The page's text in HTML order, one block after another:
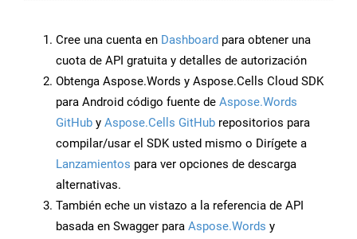
Cree una cuenta en Dashboard para obtener una
cuota de API gratuita y detalles de autorización
Obtenga Aspose.Words y Aspose.Cells Cloud SDK
para Android código fuente de Aspose.Words
GitHub y Aspose.Cells GitHub repositorios para
compilar/usar el SDK usted mismo o Dirígete a
Lanzamientos para ver opciones de descarga
alternativas.
También eche un vistazo a la referencia de API
basada en Swagger para Aspose.Words y